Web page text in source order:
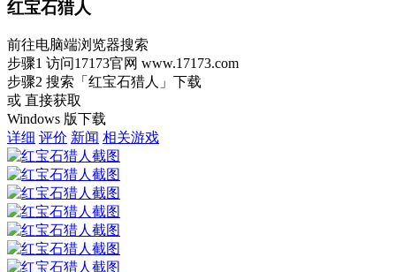
红宝石猎人
前往电脑端浏览器搜索
步骤1 访问17173官网 www.17173.com
步骤2 搜索 「红宝石猎人」 下载
或 直接获取
Windows 版下载
详细 评价 新闻 相关游戏